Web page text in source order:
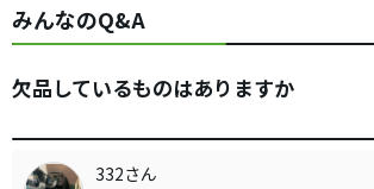
みんなのQ&A
欠品しているものはありますか
332さん